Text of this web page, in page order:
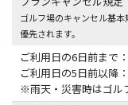
ゴルフ場のキャンセル基
優先されます。
ご利用日の6日前まで
ご利用日の5日前以降
※雨天・災害時はゴル